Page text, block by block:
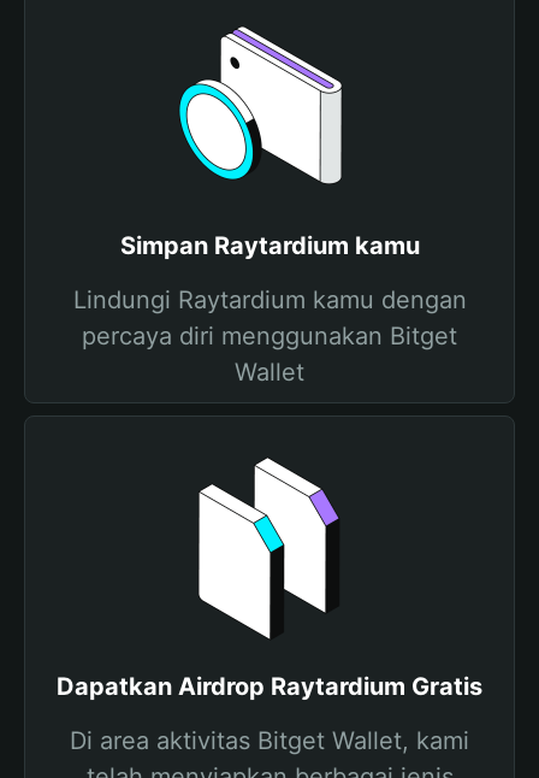
Simpan Raytardium kamu
Lindungi Raytardium kamu dengan
percaya diri menggunakan Bitget
Wallet
Dapatkan Airdrop Raytardium Gratis
Di area aktivitas Bitget Wallet, kami